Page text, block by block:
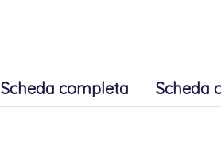
Scheda completa Scheda